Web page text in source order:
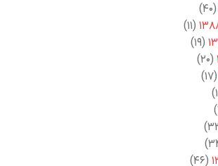
(۴۰)
(۱۱)
(۱۹)
(۲۰)
(۱۷)
(۴۶)